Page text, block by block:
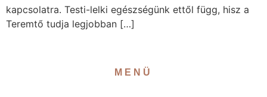
kapcsolatra. Testi-lelki egészségünk ettől függ, hisz a
Teremtő tudja legjobban […]
MENÜ